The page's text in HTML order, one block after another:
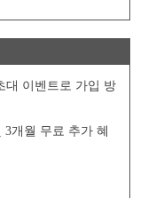
대 이벤트로 가입 방
개월 무료 추가 혜